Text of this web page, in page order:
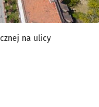
na ulicy